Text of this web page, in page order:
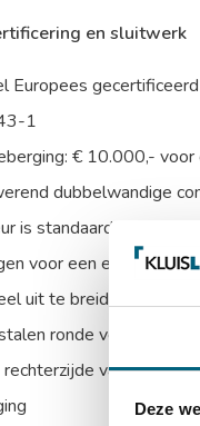
Deze
en sluitwerk
Europees
1
€ 10.000,-
dubbelwandige
is standaard
voor een electronisch
uit te breiden met een
ronde
valt een